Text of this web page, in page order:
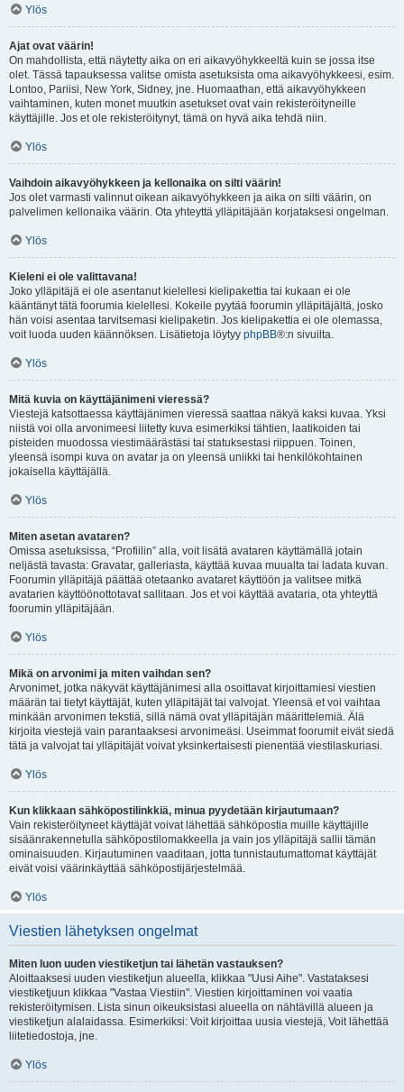
Ylös
Ajat ovat väärin!
On mahdollista, että näytetty aika on eri aikavyöhykkeeltä kuin se jossa itse
olet. Tässä tapauksessa valitse omista asetuksista oma aikavyöhykkeesi, esim.
Lontoo, Pariisi, New York, Sidney, jne. Huomaathan, että aikavyöhykkeen
vaihtaminen, kuten monet muutkin asetukset ovat vain rekisteröityneille
käyttäjille. Jos et ole rekisteröitynyt, tämä on hyvä aika tehdä niin.
Ylös
Vaihdoin aikavyöhykkeen ja kellonaika on silti väärin!
Jos olet varmasti valinnut oikean aikavyöhykkeen ja aika on silti väärin, on
palvelimen kellonaika väärin. Ota yhteyttä ylläpitäjään korjataksesi ongelman.
Ylös
Kieleni ei ole valittavana!
Joko ylläpitäjä ei ole asentanut kielellesi kielipakettia tai kukaan ei ole
kääntänyt tätä foorumia kielellesi. Kokeile pyytää foorumin ylläpitäjältä, josko
hän voisi asentaa tarvitsemasi kielipaketin. Jos kielipakettia ei ole olemassa,
voit luoda uuden käännöksen. Lisätietoja löytyy phpBB®:n sivuilta.
Ylös
Mitä kuvia on käyttäjänimeni vieressä?
Viestejä katsottaessa käyttäjänimen vieressä saattaa näkyä kaksi kuvaa. Yksi
niistä voi olla arvonimeesi liitetty kuva esimerkiksi tähtien, laatikoiden tai
pisteiden muodossa viestimäärästäsi tai statuksestasi riippuen. Toinen,
yleensä isompi kuva on avatar ja on yleensä uniikki tai henkilökohtainen
jokaisella käyttäjällä.
Ylös
Miten asetan avataren?
Omissa asetuksissa, “Profiilin” alla, voit lisätä avataren käyttämällä jotain
neljästä tavasta: Gravatar, galleriasta, käyttää kuvaa muualta tai ladata kuvan.
Foorumin ylläpitäjä päättää otetaanko avataret käyttöön ja valitsee mitkä
avatarien käyttöönottotavat sallitaan. Jos et voi käyttää avataria, ota yhteyttä
foorumin ylläpitäjään.
Ylös
Mikä on arvonimi ja miten vaihdan sen?
Arvonimet, jotka näkyvät käyttäjänimesi alla osoittavat kirjoittamiesi viestien
määrän tai tietyt käyttäjät, kuten ylläpitäjät tai valvojat. Yleensä et voi vaihtaa
minkään arvonimen tekstiä, sillä nämä ovat ylläpitäjän määrittelemiä. Älä
kirjoita viestejä vain parantaaksesi arvonimeäsi. Useimmat foorumit eivät siedä
tätä ja valvojat tai ylläpitäjät voivat yksinkertaisesti pienentää viestilaskuriasi.
Ylös
Kun klikkaan sähköpostilinkkiä, minua pyydetään kirjautumaan?
Vain rekisteröityneet käyttäjät voivat lähettää sähköpostia muille käyttäjille
sisäänrakennetulla sähköpostilomakkeella ja vain jos ylläpitäjä sallii tämän
ominaisuuden. Kirjautuminen vaaditaan, jotta tunnistautumattomat käyttäjät
eivät voisi väärinkäyttää sähköpostijärjestelmää.
Ylös
Viestien lähetyksen ongelmat
Miten luon uuden viestiketjun tai lähetän vastauksen?
Aloittaaksesi uuden viestiketjun alueella, klikkaa "Uusi Aihe". Vastataksesi
viestiketjuun klikkaa "Vastaa Viestiin". Viestien kirjoittaminen voi vaatia
rekisteröitymisen. Lista sinun oikeuksistasi alueella on nähtävillä alueen ja
viestiketjun alalaidassa. Esimerkiksi: Voit kirjoittaa uusia viestejä, Voit lähettää
liitetiedostoja, jne.
Ylös